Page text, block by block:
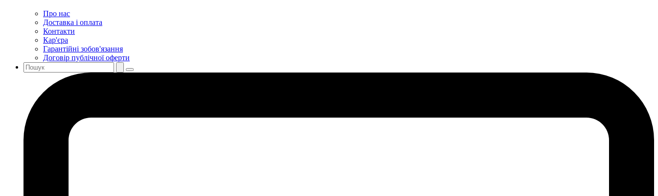
Про нас
Доставка і оплата
Контакти
Кар'єра
Гарантійні зобов'язання
Договір публічної оферти